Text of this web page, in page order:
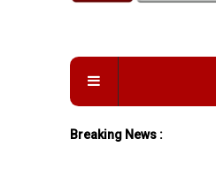
Breaking News :